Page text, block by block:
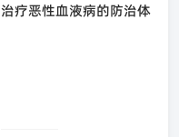
疗恶性血液病的防治体